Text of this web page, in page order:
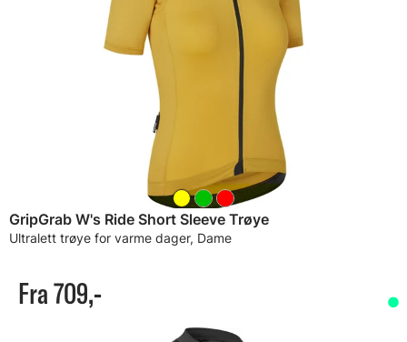
GripGrab W's Ride Short Sleeve Trøye
Ultralett trøye for varme dager, Dame
Fra 709,-